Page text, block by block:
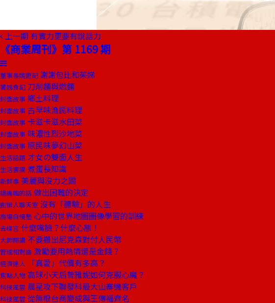
上一期 有實力更要有說話力
《商業周刊》第 1169 期
董事長嬉遊記 謝謝包比和茱娣
饕姊食記 刀削麵與燃麵
封面故事 鄉土料理
封面故事 古早味漁民料理
封面故事 卡滋卡滋水田菜
封面故事 味濃性烈沙地菜
封面故事 原民味夢幻山菜
生活話題 才女の雙面人生
生活書摘 煮蛋長知識
新鮮事 美麗與沒力之間
總編輯的話 做出困難的決定
創辦人聊天室 沒有「體驗」的人生
商場自慢塾 心中的世界地圖――圖像學習的訓練
去梯言 什麼嘴臉？什麼心態！
大師開講 不要搬出尼克森對付人民幣
管理相對論 激勵要用熱情還是金錢？
經濟達人 「真愛」代價有多高？
焦點人物 高球小天后曾雅妮如何克服心魔？
科技風雲 晨星攻下聯發科最大山寨機客戶
科技風雲 從無根台商變成與王傳福齊名